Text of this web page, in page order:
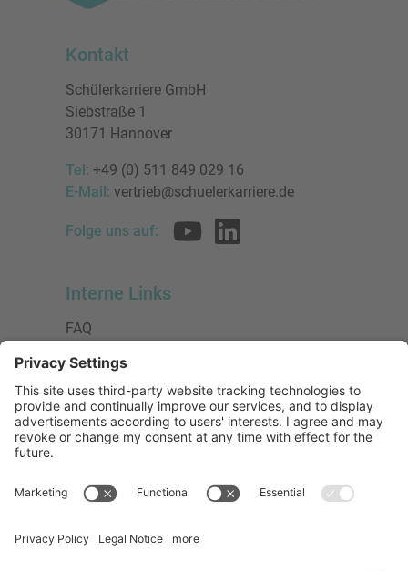
Kontakt
Schülerkarriere GmbH
Siebstraße 1
30171 Hannover
Tel: +49 (0) 511 849 029 16
E-Mail: vertrieb@schuelerkarriere.de
Folge uns auf:
Interne Links
FAQ
Datenschutzerklärung
Impressum
Presse
Urheberrecht
Mitglied bei:
Die Jungen Unternehmer